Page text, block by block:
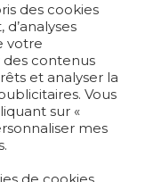
des cookies
votre
contenus
et analyser la
Vous
sur «
mes